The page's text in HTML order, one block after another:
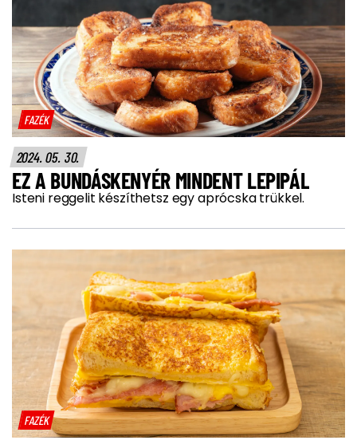
FAZÉK
2024. 05. 30.
EZ A BUNDÁSKENYÉR MINDENT LEPIPÁL
Isteni reggelit készíthetsz egy aprócska trükkel.
FAZÉK